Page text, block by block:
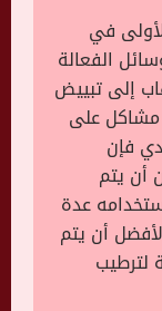
في
الفعالة
إلى تبييض
على
فإن
أن يتم
عدة
أن يتم
لترطيب